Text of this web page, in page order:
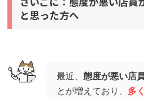
と思った方へ
最近、 態度が悪い店
とが増えており、 多